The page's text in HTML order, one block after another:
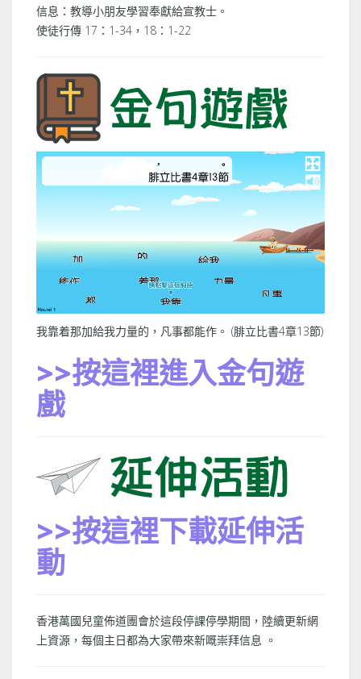
信息：教導小朋友學習奉獻給宣教士。
使徒行傳 17：1-34，18：1-22
我靠着那加給我力量的，凡事都能作。 (腓立比書4章13節)
>>按這裡進入金句遊
戲
>>按這裡下載延伸活
動
香港萬國兒童佈道團會於這段停課停學期間，陸續更新網
上資源，每個主日都為大家帶來新嘅崇拜信息 。